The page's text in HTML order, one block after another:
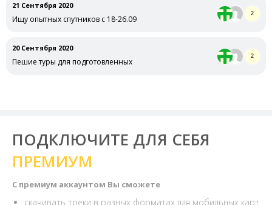
21 Сентября 2020
Ищу опытных спутников с 18-26.09
2
20 Сентября 2020
Пешие туры для подготовленных
2
ПОДКЛЮЧИТЕ ДЛЯ СЕБЯ
ПРЕМИУМ
С премиум аккаунтом Вы сможете
скачивать треки в разных форматах для мобильных карт